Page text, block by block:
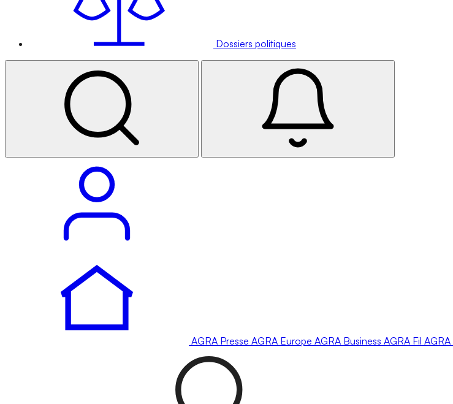
Dossiers politiques
AGRA Presse AGRA Europe AGRA Business AGRA Fil AGRA